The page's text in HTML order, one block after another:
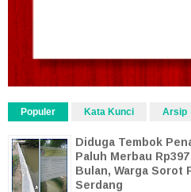
Populer Kata Kunci Arsip
Diduga Tembok
Paluh Merbau
Bulan, Warga Sorot
Serdang